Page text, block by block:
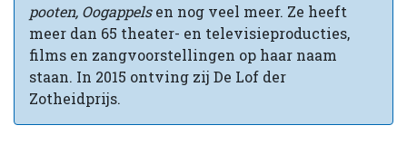
pooten, Oogappelsen nog veel meer. Ze heeft
meer dan 65 theater- en televisieproducties,
films en zangvoorstellingen op haar naam
staan. In 2015 ontving zij De Lof der
Zotheidprijs.